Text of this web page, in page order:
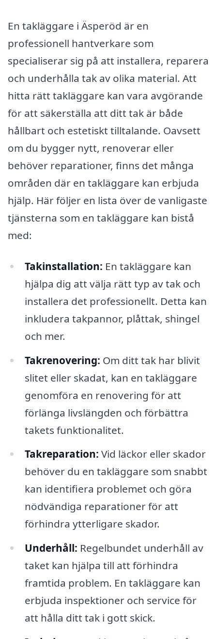
En takläggare i Äsperöd är en
professionell hantverkare som
specialiserar sig på att installera, reparera
och underhålla tak av olika material. Att
hitta rätt takläggare kan vara avgörande
för att säkerställa att ditt tak är både
hållbart och estetiskt tilltalande. Oavsett
om du bygger nytt, renoverar eller
behöver reparationer, finns det många
områden där en takläggare kan erbjuda
hjälp. Här följer en lista över de vanligaste
tjänsterna som en takläggare kan bistå
med:
Takinstallation: En takläggare kan
hjälpa dig att välja rätt typ av tak och
installera det professionellt. Detta kan
inkludera takpannor, plåttak, shingel
och mer.
Takrenovering: Om ditt tak har blivit
slitet eller skadat, kan en takläggare
genomföra en renovering för att
förlänga livslängden och förbättra
takets funktionalitet.
Takreparation: Vid läckor eller skador
behöver du en takläggare som snabbt
kan identifiera problemet och göra
nödvändiga reparationer för att
förhindra ytterligare skador.
Underhåll: Regelbundet underhåll av
taket kan hjälpa till att förhindra
framtida problem. En takläggare kan
erbjuda inspektioner och service för
att hålla ditt tak i gott skick.